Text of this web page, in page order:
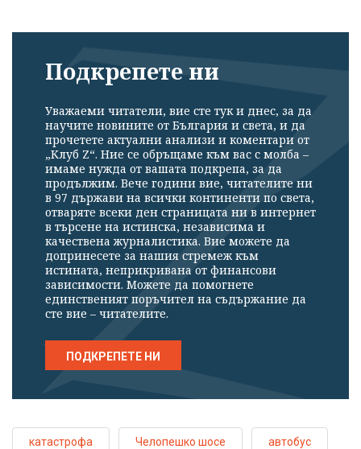
Подкрепете ни
Уважаеми читатели, вие сте тук и днес, за да
научите новините от България и света, и да
прочетете актуални анализи и коментари от
„Клуб Z“. Ние се обръщаме към вас с молба –
имаме нужда от вашата подкрепа, за да
продължим. Вече години вие, читателите ни
в 97 държави на всички континенти по света,
отваряте всеки ден страницата ни в интернет
в търсене на истинска, независима и
качествена журналистика. Вие можете да
допринесете за нашия стремеж към
истината, неприкривана от финансови
зависимости. Можете да помогнете
единственият поръчител на съдържание да
сте вие – читателите.
ПОДКРЕПЕТЕ НИ
катастрофа Челопешко шосе автобус